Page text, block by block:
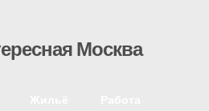
Москва